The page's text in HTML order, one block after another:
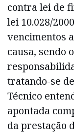
contra lei de
lei 10.028/
vencimentos
causa, sendo
tratando-se
Técnico
apontada
da prestação